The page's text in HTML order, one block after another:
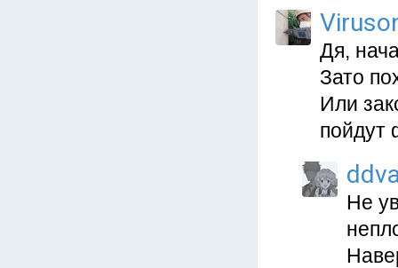
Дя,
Зато
Или
пойдут
Не